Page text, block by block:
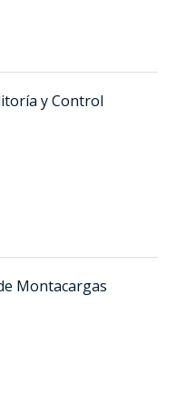
y Control
Montacargas